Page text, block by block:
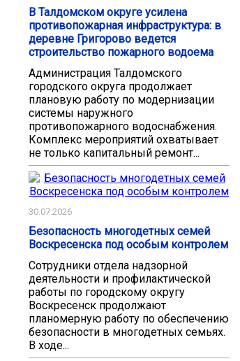
В Талдомском округе усилена
противопожарная инфраструктура: в
деревне Григорово ведется
строительство пожарного водоема
Администрация Талдомского
городского округа продолжает
плановую работу по модернизации
системы наружного
противопожарного водоснабжения.
Комплекс мероприятий охватывает
не только капитальный ремонт...
30.07.2026
Безопасность многодетных семей
Воскресенска под особым контролем
Сотрудники отдела надзорной
деятельности и профилактической
работы по городскому округу
Воскресенск продолжают
планомерную работу по обеспечению
безопасности в многодетных семьях.
В ходе...